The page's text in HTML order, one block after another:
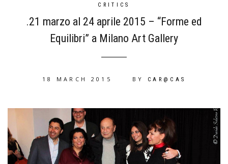
CRITICS
.21 marzo al 24 aprile 2015 – “Forme ed
Equilibri” a Milano Art Gallery
18 MARCH 2015 BY CAR@CAS